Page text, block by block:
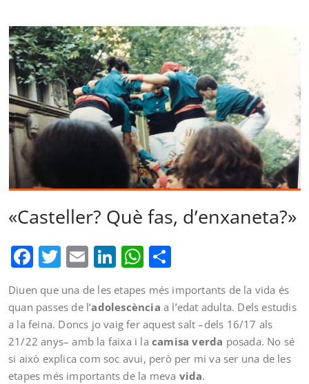
«Casteller? Què fas, d’enxaneta?»
Facebook
Twitter
EmailLinkedIn
WhatsApp
Diuen que una de les etapes més importants de la vida és
quan passes de l’adolescència a l’edat adulta. Dels estudis
a la feina. Doncs jo vaig fer aquest salt –dels 16/17 als
21/22 anys– amb la faixa i la camisa verda posada. No sé
si això explica com soc avui, però per mi va ser una de les
etapes més importants de la meva vida.